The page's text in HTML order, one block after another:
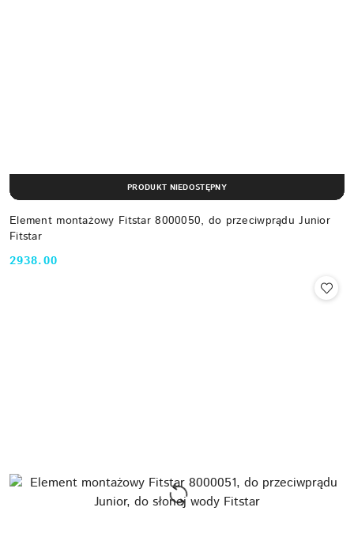
Element montażowy Fitstar 8000050, do przeciwprądu Junior
Fitstar
Cena:
2938.00
PRODUKT NIEDOSTĘPNY